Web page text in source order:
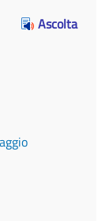
Ascolta